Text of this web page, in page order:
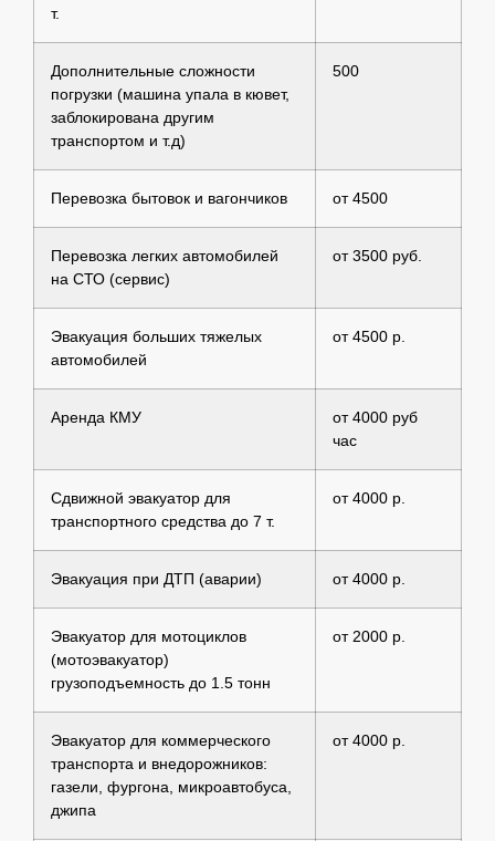
т.
Дополнительные сложности
погрузки (машина упала в кювет,
заблокирована другим
транспортом и т.д)
500
Перевозка бытовок и вагончиков от 4500
Перевозка легких автомобилей
на СТО (сервис)
от 3500 руб.
Эвакуация больших тяжелых
автомобилей
от 4500 р.
Аренда КМУ
от 4000 руб
час
Сдвижной эвакуатор для
транспортного средства до 7 т.
от 4000 р.
Эвакуация при ДТП (аварии) от 4000 р.
Эвакуатор для мотоциклов
(мотоэвакуатор)
грузоподъемность до 1.5 тонн
от 2000 р.
Эвакуатор для коммерческого
транспорта и внедорожников:
газели, фургона, микроавтобуса,
джипа
от 4000 р.